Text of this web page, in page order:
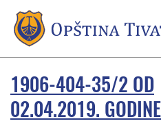
1906-404-35/2 OD
02.04.2019. GODINE